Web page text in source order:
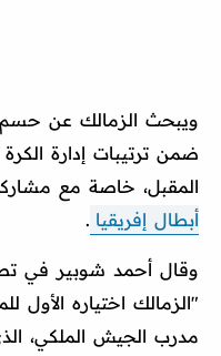
ويبحث الزمالك عن حسم
ضمن ترتيبات إدارة
المقبل، خاصة مع
أبطال إفريقيا .
وقال أحمد شوبير في
"الزمالك اختياره
مدرب الجيش الملكي،